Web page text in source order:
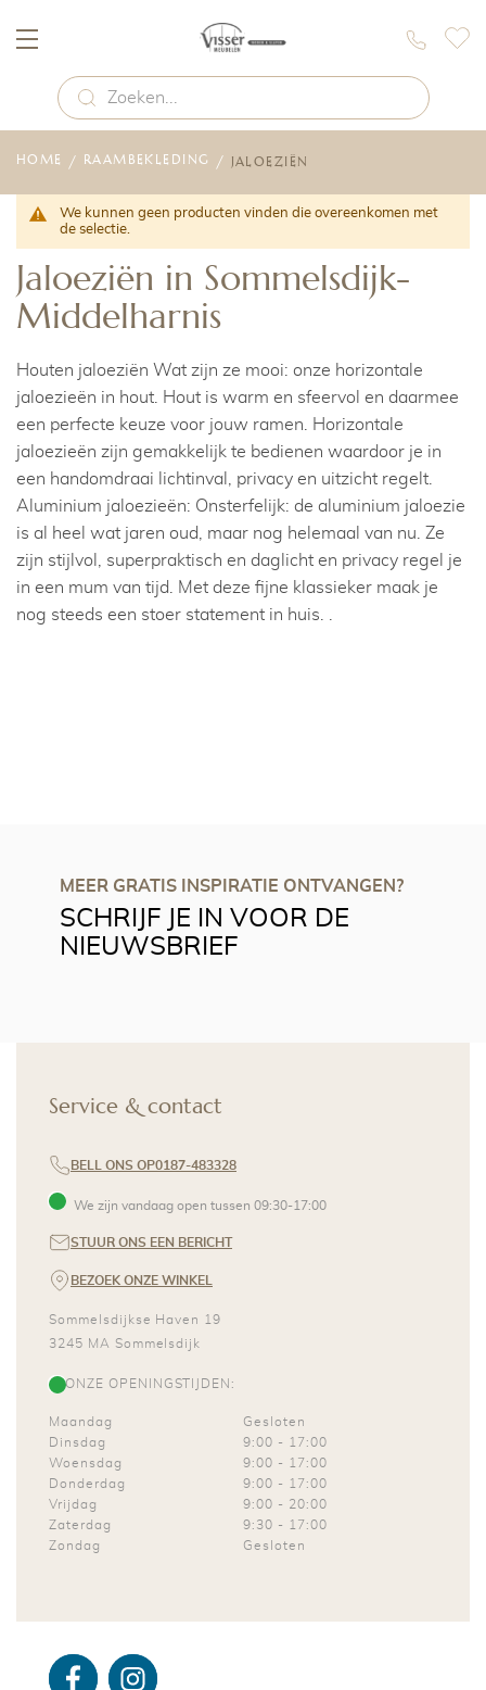
HOME RAAMBEKLEDING JALOEZIËN
We kunnen geen producten vinden die overeenkomen met
de selectie.
Jaloeziën in Sommelsdijk-
Middelharnis
Houten jaloeziën Wat zijn ze mooi: onze horizontale
jaloezieën in hout. Hout is warm en sfeervol en daarmee
een perfecte keuze voor jouw ramen. Horizontale
jaloezieën zijn gemakkelijk te bedienen waardoor je in
een handomdraai lichtinval, privacy en uitzicht regelt.
Aluminium jaloezieën: Onsterfelijk: de aluminium jaloezie
is al heel wat jaren oud, maar nog helemaal van nu. Ze
zijn stijlvol, superpraktisch en daglicht en privacy regel je
in een mum van tijd. Met deze fijne klassieker maak je
nog steeds een stoer statement in huis. .
Service & contact
BEZOEK ONZE WINKEL
Sommelsdijkse Haven 19
3245 MA Sommelsdijk
ONZE OPENINGSTIJDEN:
Maandag
Gesloten
Dinsdag
9:00 -
17:00
Woensdag
9:00 -
17:00
Donderdag
9:00 -
17:00
Vrijdag
9:00 - 20:00
Zaterdag
9:30 -
17:00
Zondag
Gesloten
BELL ONS OP0187-483328
We zijn vandaag open tussen 09:30-17:00
STUUR ONS EEN BERICHT
MEER GRATIS INSPIRATIE ONTVANGEN?
SCHRIJF JE IN VOOR DE
NIEUWSBRIEF